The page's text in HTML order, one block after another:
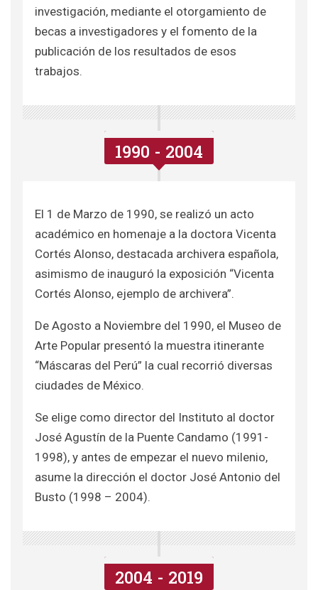
investigación, mediante el otorgamiento de
becas a investigadores y el fomento de la
publicación de los resultados de esos
trabajos.
1990 - 2004
El 1 de Marzo de 1990, se realizó un acto
académico en homenaje a la doctora Vicenta
Cortés Alonso, destacada archivera española,
asimismo de inauguró la exposición “Vicenta
Cortés Alonso, ejemplo de archivera”.
De Agosto a Noviembre del 1990, el Museo de
Arte Popular presentó la muestra itinerante
“Máscaras del Perú” la cual recorrió diversas
ciudades de México.
Se elige como director del Instituto al doctor
José Agustín de la Puente Candamo (1991-
1998), y antes de empezar el nuevo milenio,
asume la dirección el doctor José Antonio del
Busto (1998 – 2004).
2004 - 2019